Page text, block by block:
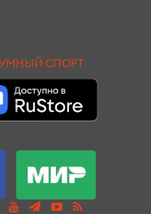
СПОРТ